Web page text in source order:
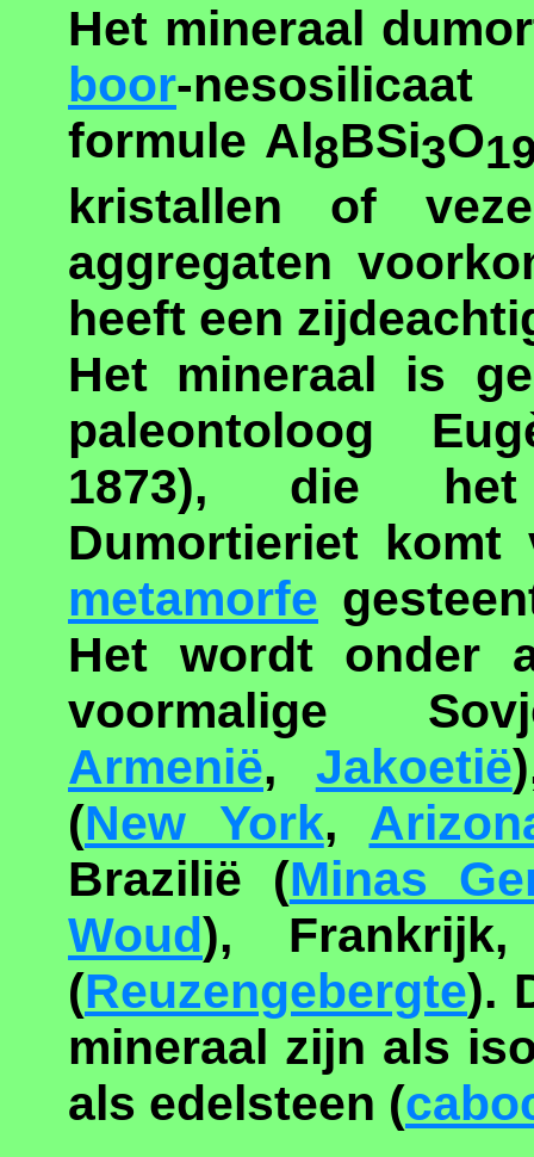
Het mineraal
boor-
formule Al8BSi3O
kristallen of
aggregaten
heeft een
Het mineraal is
paleontoloog
1873), die het
Dumortieriet
metamorfe
Het wordt onder
voormalige
Armenië, Jakoetië
(New York,
Brazilië (Minas
Woud),
(Reuzengebergte).
mineraal zijn als
als edelsteen (